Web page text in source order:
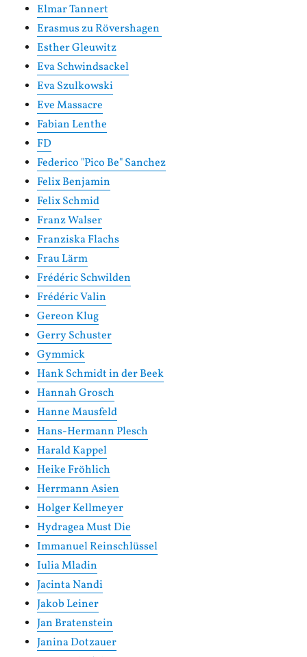
Elmar Tannert
Erasmus zu Rövershagen
Esther Gleuwitz
Eva Schwindsackel
Eva Szulkowski
Eve Massacre
Fabian Lenthe
FD
Federico "Pico Be" Sanchez
Felix Benjamin
Felix Schmid
Franz Walser
Franziska Flachs
Frau Lärm
Frédéric Schwilden
Frédéric Valin
Gereon Klug
Gerry Schuster
Gymmick
Hank Schmidt in der Beek
Hannah Grosch
Hanne Mausfeld
Hans-Hermann Plesch
Harald Kappel
Heike Fröhlich
Herrmann Asien
Holger Kellmeyer
Hydragea Must Die
Immanuel Reinschlüssel
Iulia Mladin
Jacinta Nandi
Jakob Leiner
Jan Bratenstein
Janina Dotzauer